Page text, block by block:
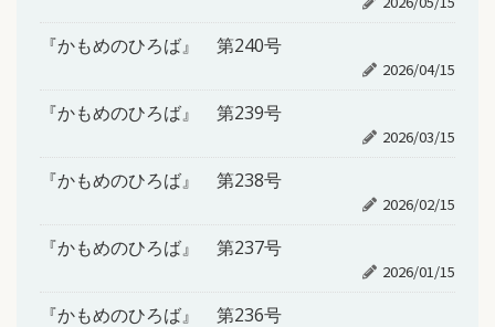
『かもめのひろば』 第240号
2026/04/15
『かもめのひろば』 第239号
2026/03/15
『かもめのひろば』 第238号
2026/02/15
『かもめのひろば』 第237号
2026/01/15
『かもめのひろば』 第236号